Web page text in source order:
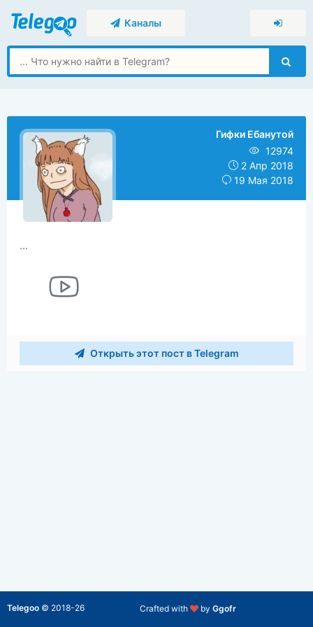
Каналы
Гифки Ебанутой
12974
2 Апр 2018
19 Мая 2018
...
Открыть этот пост в Telegram
Crafted with by Ggofr
Telegoo © 2018-26